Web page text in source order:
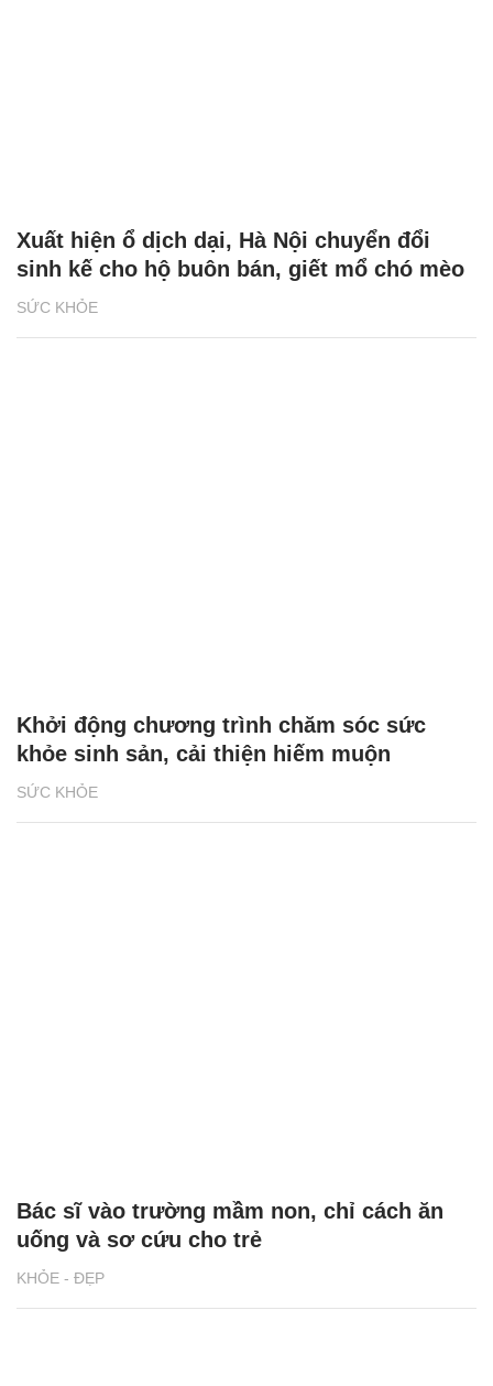
SỨC KHỎE
Xuất hiện ổ dịch dại, Hà Nội chuyển đổi
sinh kế cho hộ buôn bán, giết mổ chó mèo
SỨC KHỎE
Khởi động chương trình chăm sóc sức
khỏe sinh sản, cải thiện hiếm muộn
KHỎE - ĐẸP
Bác sĩ vào trường mầm non, chỉ cách ăn
uống và sơ cứu cho trẻ